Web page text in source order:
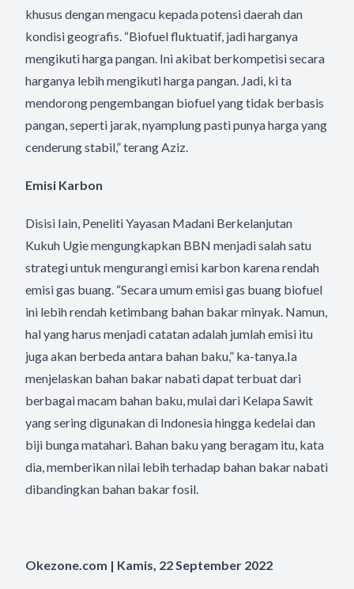
khusus dengan mengacu kepada potensi daerah dan
kondisi geografis. “Biofuel fluktuatif, jadi harganya
mengikuti harga pangan. Ini akibat berkompetisi secara
harganya lebih mengikuti harga pangan. Jadi, ki ta
mendorong pengembangan biofuel yang tidak berbasis
pangan, seperti jarak, nyamplung pasti punya harga yang
cenderung stabil,” terang Aziz.
Emisi Karbon
Disisi Iain, Peneliti Yayasan Madani Berkelanjutan
Kukuh Ugie mengungkapkan BBN menjadi salah satu
strategi untuk mengurangi emisi karbon karena rendah
emisi gas buang. “Secara umum emisi gas buang biofuel
ini lebih rendah ketimbang bahan bakar minyak. Namun,
hal yang harus menjadi catatan adalah jumlah emisi itu
juga akan berbeda antara bahan baku,” ka-tanya.Ia
menjelaskan bahan bakar nabati dapat terbuat dari
berbagai macam bahan baku, mulai dari Kelapa Sawit
yang sering digunakan di Indonesia hingga kedelai dan
biji bunga matahari. Bahan baku yang beragam itu, kata
dia, memberikan nilai lebih terhadap bahan bakar nabati
dibandingkan bahan bakar fosil.
Okezone.com | Kamis, 22 September 2022